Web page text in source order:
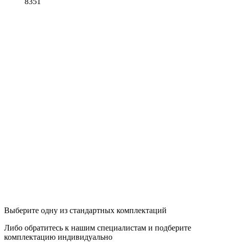
Выберите одну из стандартных комплектаций
Либо обратитесь к нашим специалистам и подберите
комплектацию индивидуально